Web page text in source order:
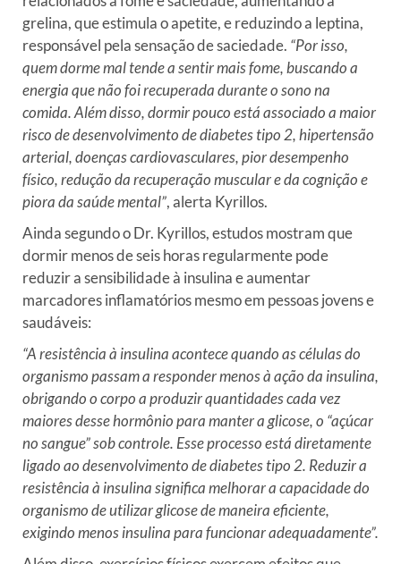
grelina, que estimula o apetite, e reduzindo a leptina,
responsável pela sensação de saciedade. “Por isso,
quem dorme mal tende a sentir mais fome, buscando a
energia que não foi recuperada durante o sono na
comida. Além disso, dormir pouco está associado a maior
risco de desenvolvimento de diabetes tipo 2, hipertensão
arterial, doenças cardiovasculares, pior desempenho
físico, redução da recuperação muscular e da cognição e
piora da saúde mental”, alerta Kyrillos.
Ainda segundo o Dr. Kyrillos, estudos mostram que
dormir menos de seis horas regularmente pode
reduzir a sensibilidade à insulina e aumentar
marcadores inflamatórios mesmo em pessoas jovens e
saudáveis:
“A resistência à insulina acontece quando as células do
organismo passam a responder menos à ação da insulina,
obrigando o corpo a produzir quantidades cada vez
maiores desse hormônio para manter a glicose, o “açúcar
no sangue” sob controle. Esse processo está diretamente
ligado ao desenvolvimento de diabetes tipo 2. Reduzir a
resistência à insulina significa melhorar a capacidade do
organismo de utilizar glicose de maneira eficiente,
exigindo menos insulina para funcionar adequadamente”.